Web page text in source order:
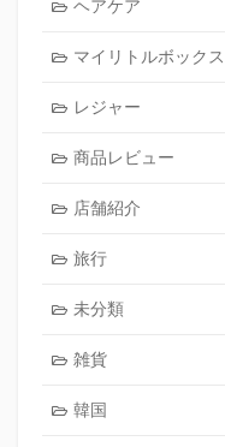
ヘアケア
マイリトルボックス
レジャー
商品レビュー
店舗紹介
旅行
未分類
雑貨
韓国